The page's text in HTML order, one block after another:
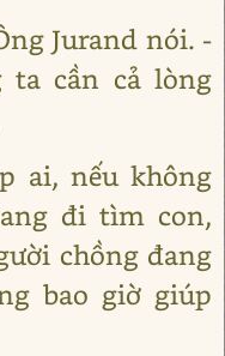
Jurand nói. -
ta cần cả lòng
ai, nếu không
đi tìm con,
chồng đang
bao giờ giúp